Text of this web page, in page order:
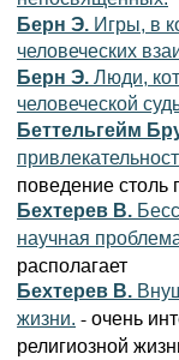
Берн Э. Игры, в
человеческих
Берн Э. Люди,
человеческой
Беттельгейм
поведение столь
Бехтерев В.
научная
располагает
Бехтерев В.
жизни. - очень
религиозной